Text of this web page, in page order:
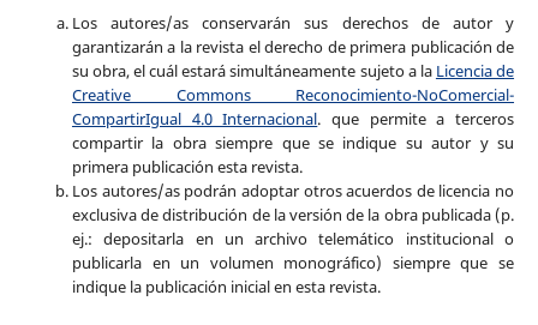
Los autores/as conservarán sus derechos de autor y
garantizarán a la revista el derecho de primera publicación de
su obra, el cuál estará simultáneamente sujeto a la Licencia de
Creative Commons Reconocimiento-NoComercial-
CompartirIgual 4.0 Internacional. que permite a terceros
compartir la obra siempre que se indique su autor y su
primera publicación esta revista.
Los autores/as podrán adoptar otros acuerdos de licencia no
exclusiva de distribución de la versión de la obra publicada (p.
ej.: depositarla en un archivo telemático institucional o
publicarla en un volumen monográfico) siempre que se
indique la publicación inicial en esta revista.